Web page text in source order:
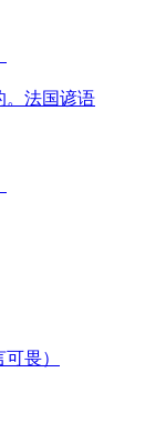
。法国谚语
畏）